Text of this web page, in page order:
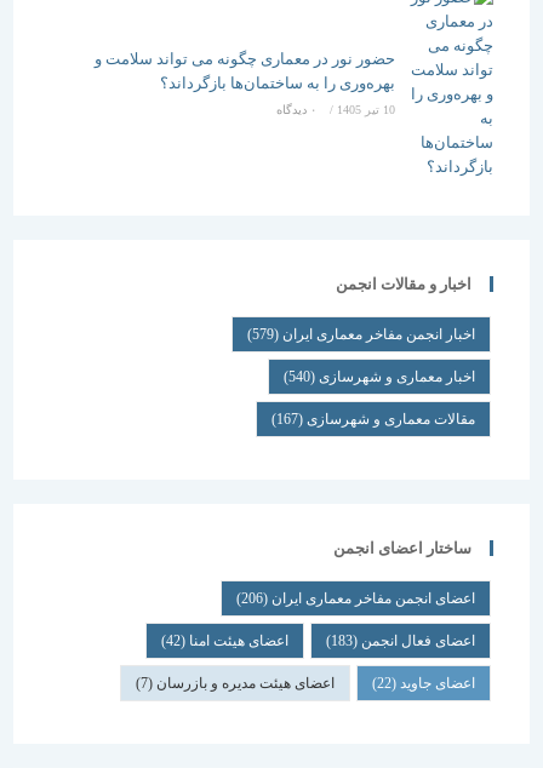
حضور نور در معماری چگونه می تواند سلامت و
بهره‌وری را به ساختمان‌ها بازگرداند؟
/ ۰ دیدگاه
اخبار و مقالات انجمن
اخبار انجمن مفاخر معماری ایران (579)
اخبار معماری و شهرسازی(540)
مقالات معماری و شهرسازی(167)
ساختار اعضای انجمن
اعضای انجمن مفاخر معماری ایران (206)
اعضای فعال انجمن(183) اعضای هیئت امنا(42)
اعضای جاوید(22) اعضای هیئت مدیره و بازرسان(7)